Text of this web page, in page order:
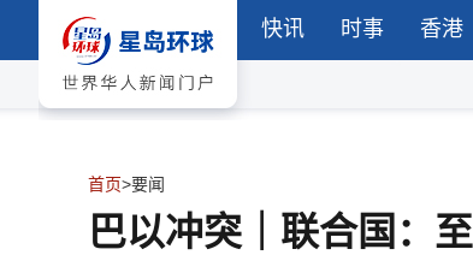
快讯 时事 香港
首页>要闻
巴以冲突｜联合国：